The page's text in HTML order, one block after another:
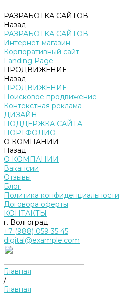
РАЗРАБОТКА САЙТОВ
Назад
РАЗРАБОТКА САЙТОВ
Интернет-магазин
Корпоративный сайт
Landing Page
ПРОДВИЖЕНИЕ
Назад
ПРОДВИЖЕНИЕ
Поисковое продвижение
Контекстная реклама
ДИЗАЙН
ПОДДЕРЖКА САЙТА
ПОРТФОЛИО
О КОМПАНИИ
Назад
О КОМПАНИИ
Вакансии
Отзывы
Блог
Политика конфиденциальности
Договора оферты
КОНТАКТЫ
г. Волгоград
+7 (988) 059 35 45
digital@example.com
Главная
/
Главная